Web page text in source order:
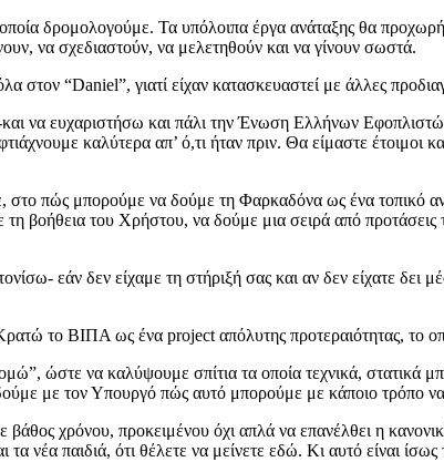
δρομολογούμε. Τα υπόλοιπα έργα ανάταξης θα
να σχεδιαστούν, να μελετηθούν και να γίνουν σωστά.
στον “Daniel”, γιατί είχαν κατασκευαστεί με άλλες
να ευχαριστήσω και πάλι την Ένωση Ελλήνων
καλύτερα απ’ ό,τι ήταν πριν. Θα είμαστε
στο πώς μπορούμε να δούμε τη Φαρκαδόνα ως ένα τοπικό
βοήθεια του Χρήστου, να δούμε μια σειρά από
εάν δεν είχαμε τη στήριξή σας και αν δεν είχατε
το ΒΙΠΑ ως ένα project απόλυτης προτεραιότητας, το
ώστε να καλύψουμε σπίτια τα οποία τεχνικά, στατικά
με τον Υπουργό πώς αυτό μπορούμε με κάποιο τρόπο να
χρόνου, προκειμένου όχι απλά να επανέλθει η
τα νέα παιδιά, ότι θέλετε να μείνετε εδώ. Κι αυτό είναι